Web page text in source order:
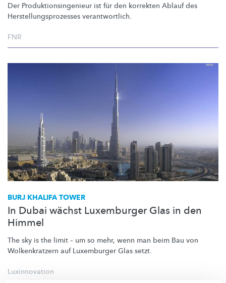
Der Produktionsingenieur ist für den korrekten Ablauf des
Herstellungsprozesses verantwortlich.
FNR
BURJ KHALIFA TOWER
In Dubai wächst Luxemburger Glas in den
Himmel
The sky is the limit – um so mehr, wenn man beim Bau von
Wolkenkratzern auf Luxemburger Glas setzt.
Luxinnovation